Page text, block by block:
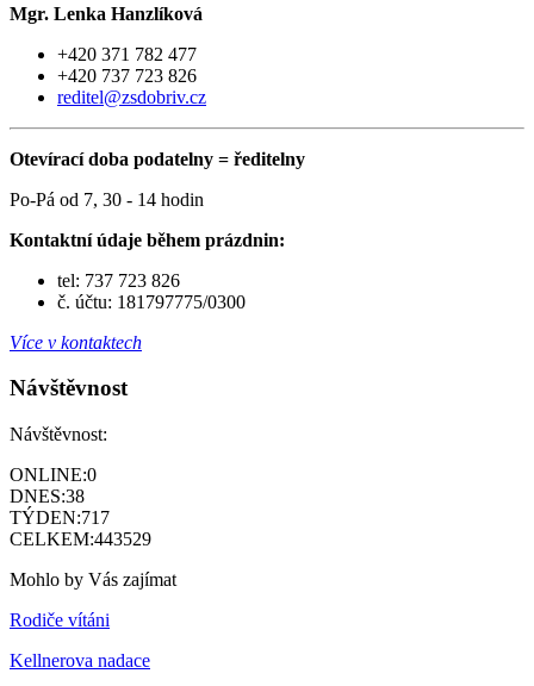
Mgr. Lenka Hanzlíková
+420 371 782 477
+420 737 723 826
reditel@zsdobriv.cz
Otevírací doba podatelny = ředitelny
Po-Pá od 7, 30 - 14 hodin
Kontaktní údaje během prázdnin:
tel: 737 723 826
č. účtu: 181797775/0300
Více v kontaktech
Návštěvnost
Návštěvnost:
ONLINE:0
DNES:38
TÝDEN:717
CELKEM:443529
Mohlo by Vás zajímat
Rodiče vítáni
Kellnerova nadace